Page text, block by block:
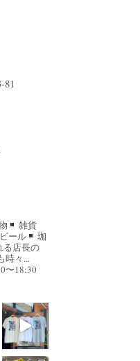
雑貨
ール
珈
る店長の
時々...
〜18:30